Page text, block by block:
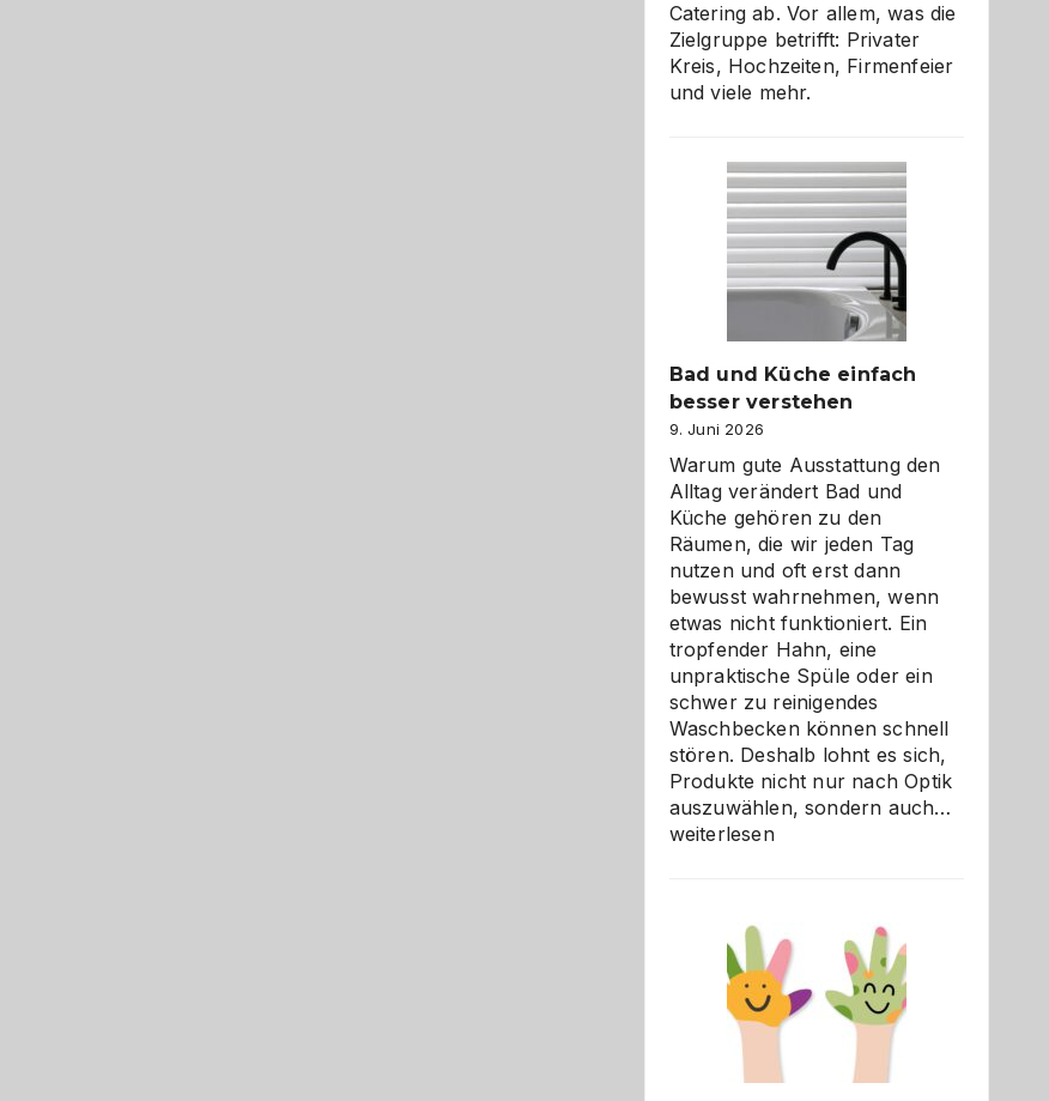
Catering ab. Vor allem, was die
Zielgruppe betrifft: Privater
Kreis, Hochzeiten, Firmenfeier
und viele mehr.
Bad und Küche einfach
besser verstehen
9. Juni 2026
Warum gute Ausstattung den
Alltag verändert Bad und
Küche gehören zu den
Räumen, die wir jeden Tag
nutzen und oft erst dann
bewusst wahrnehmen, wenn
etwas nicht funktioniert. Ein
tropfender Hahn, eine
unpraktische Spüle oder ein
schwer zu reinigendes
Waschbecken können schnell
stören. Deshalb lohnt es sich,
Produkte nicht nur nach Optik
auszuwählen, sondern auch…
weiterlesen